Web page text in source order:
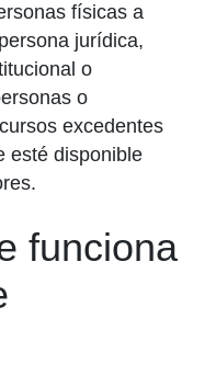
físicas a
jurídica,
o
o
excedentes
esté disponible
funciona